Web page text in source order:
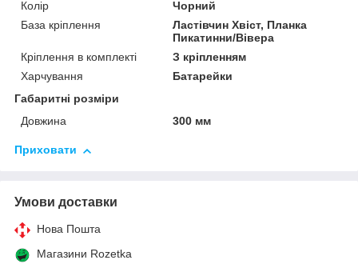
Колір
Чорний
База кріплення
Ластівчин Хвіст, Планка
Пикатинни/Вівера
Кріплення в комплекті
З кріпленням
Харчування
Батарейки
Габаритні розміри
Довжина
300 мм
Приховати
Умови доставки
Нова Пошта
Магазини Rozetka